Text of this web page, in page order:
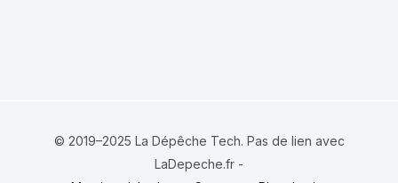
© 2019–2025 La Dépêche Tech. Pas de lien avec
LaDepeche.fr -